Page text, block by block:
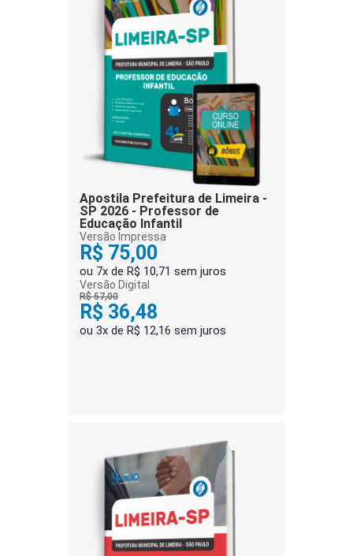
Apostila Prefeitura de Limeira -
SP 2026 - Professor de
Educação Infantil
Versão Impressa
R$ 75,00
ou 7x de R$ 10,71 sem juros
Versão Digital
R$ 57,00
R$ 36,48
ou 3x de R$ 12,16 sem juros